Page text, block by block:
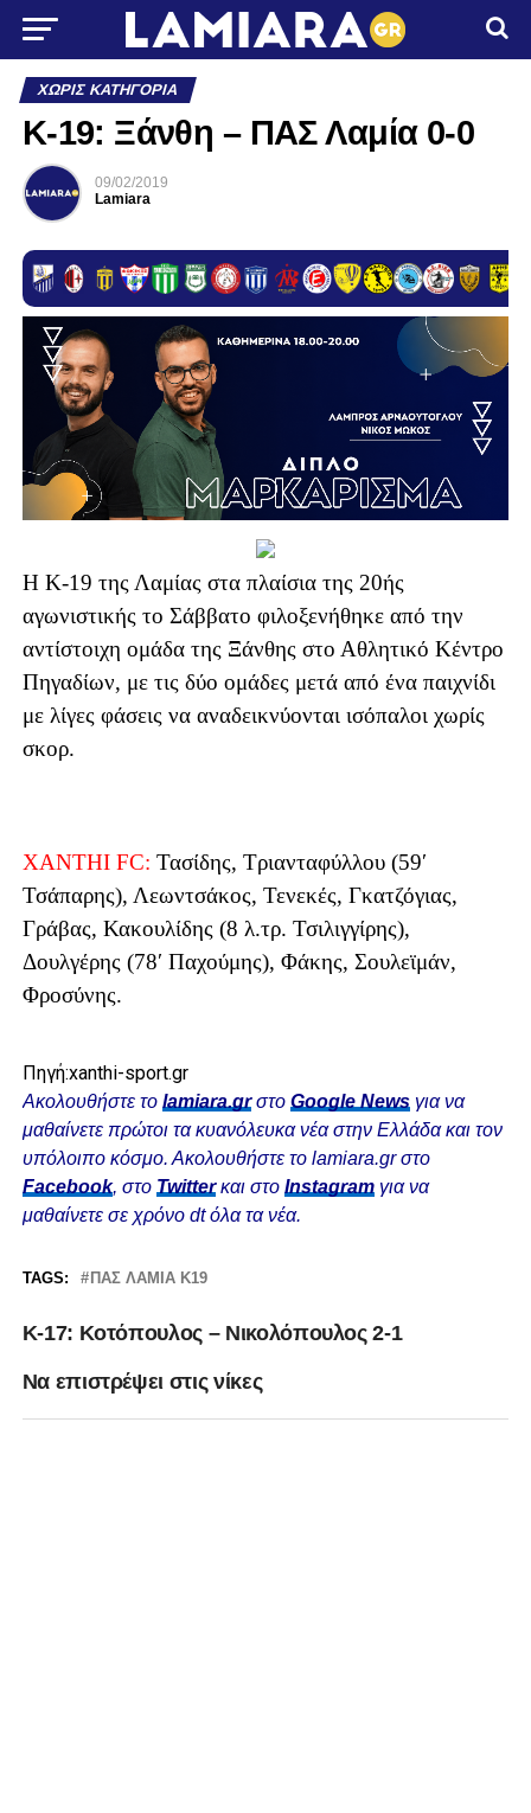
ΧΩΡΊΣ ΚΑΤΗΓΟΡΊΑ
K-19: Ξάνθη – ΠΑΣ Λαμία 0-0
09/02/2019
Lamiara
Η Κ-19 της Λαμίας στα πλαίσια της 20ής
αγωνιστικής το Σάββατο φιλοξενήθηκε από την
αντίστοιχη ομάδα της Ξάνθης στο Αθλητικό Κέντρο
Πηγαδίων, με τις δύο ομάδες μετά από ένα παιχνίδι
με λίγες φάσεις να αναδεικνύονται ισόπαλοι χωρίς
σκορ.
XANTHI FC: Τασίδης, Τριανταφύλλου (59′
Τσάπαρης), Λεωντσάκος, Τενεκές, Γκατζόγιας,
Γράβας, Κακουλίδης (8 λ.τρ. Τσιλιγγίρης),
Δουλγέρης (78′ Παχούμης), Φάκης, Σουλεϊμάν,
Φροσύνης.
Πηγή:xanthi-sport.gr
Ακολουθήστε το lamiara.grστο Google Newsγια να
μαθαίνετε πρώτοι τα κυανόλευκα νέα στην Ελλάδα και τον
υπόλοιπο κόσμο. Ακολουθήστε το lamiara.gr στο
Facebook, στο Twitterκαι στο Instagram για να
μαθαίνετε σε χρόνο dt όλα τα νέα.
TAGS: ΠΑΣ ΛΑΜΙΑ Κ19
Κ-17: Κοτόπουλος – Νικολόπουλος 2-1
Να επιστρέψει στις νίκες